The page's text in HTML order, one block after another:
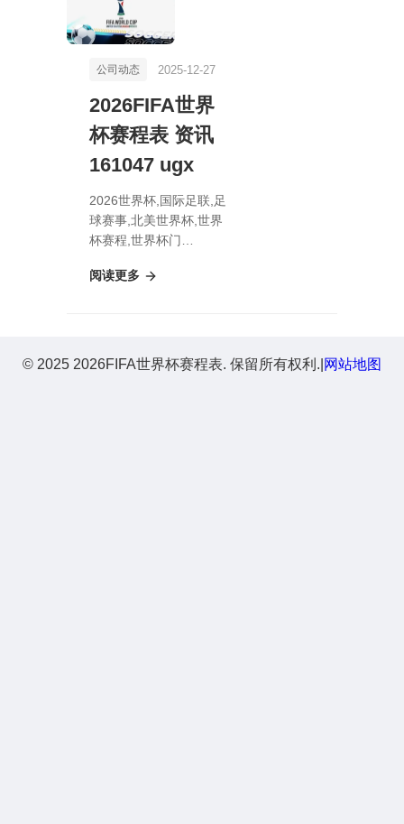
公司动态 2025-12-27
2026FIFA世界
杯赛程表 资讯
161047 ugx
2026世界杯,国际足联,足
球赛事,北美世界杯,世界
杯赛程,世界杯门
表 资讯 161047 ugx
阅读更多
© 2025 2026FIFA世界杯赛程表. 保留所有权利. 网站地图